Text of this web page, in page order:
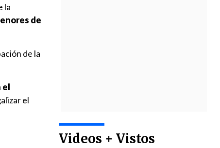
Videos + Vistos
la
de
de la
el
el